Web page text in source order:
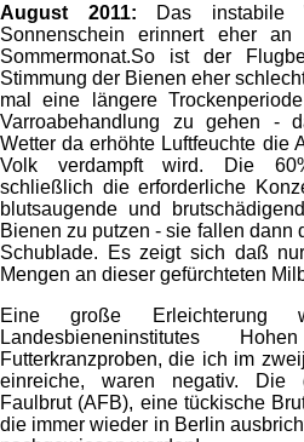
August 2011: Das instabile
Sonnenschein erinnert eher
Sommermonat.So ist der
Stimmung der Bienen eher
mal eine längere
Varroabehandlung zu gehen -
Wetter da erhöhte Luftfeuchte die
Volk verdampft wird. Die
schließlich die erforderliche
blutsaugende und
Bienen zu putzen - sie fallen dann
Schublade. Es zeigt sich daß
Mengen an dieser gefürchteten
Eine große
Landesbieneninstitutes
Futterkranzproben, die ich im
einreiche, waren negativ. Die
Faulbrut (AFB), eine tückische
die immer wieder in Berlin